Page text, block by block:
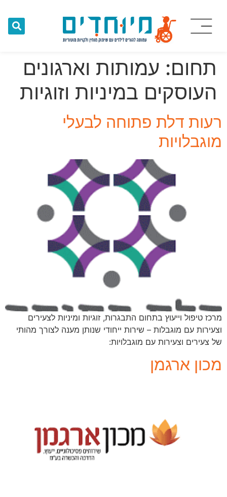
תחום: עמותות וארגונים
העוסקים במיניות וזוגיות
רעות דלת פתוחה לבעלי
מוגבלויות
מרכז טיפול וייעוץ בתחום התבגרות, זוגיות ומיניות לצעירים
וצעירות עם מוגבלות – שירות ייחודי שנותן מענה לצורך מהותי
של צעירים וצעירות עם מוגבלויות:
מכון ארגמן